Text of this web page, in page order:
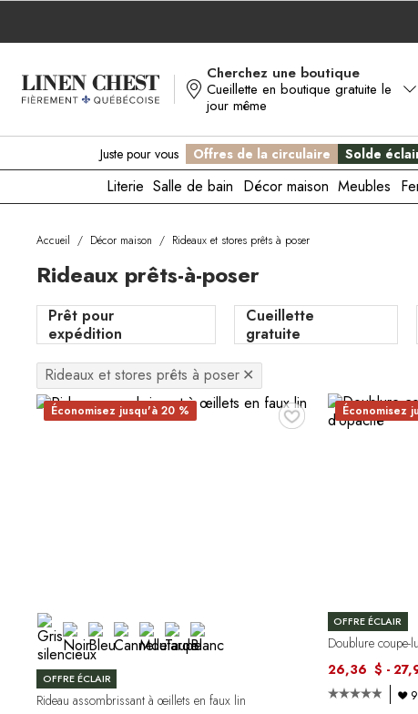
Allez
contenu
Cherchez une boutique
Cueillette en boutique gratuite le
jour même
Juste pour vous Offres de la circulaire Solde
Literie Salle de bain Décor maison Meubles
Accueil / Décor maison / Rideaux et stores prêts à poser
Rideaux prêts-à-poser
Prêt pour
expédition
Cueillette
gratuite
Rideaux et stores prêts à poser ✕
♥
Économisez jusqu'à 20 %
OFFRE ÉCLAIR
Rideau assombrissant à œillets en faux lin
Économisez
OFFRE ÉCLAIR
Doublure coupe-
26,36 $ -